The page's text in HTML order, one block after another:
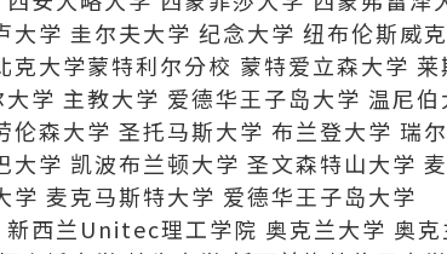
大学 圭尔夫大学 纪念大学 纽布伦斯威
克大学蒙特利尔分校 蒙特爱立森大学
大学 主教大学 爱德华王子岛大学 温尼
伦森大学 圣托马斯大学 布兰登大学 瑞
大学 凯波布兰顿大学 圣文森特山大学
学 麦克马斯特大学 爱德华王子岛大学
西兰Unitec理工学院 奥克兰大学 奥